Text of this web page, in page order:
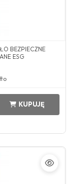
BEZPIECZNE
ESG
KUPUJĘ